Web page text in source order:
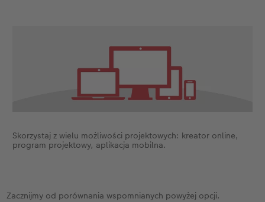
Skorzystaj z wielu możliwości projektowych: kreator online,
program projektowy, aplikacja mobilna.
Zacznijmy od porównania wspomnianych powyżej opcji.